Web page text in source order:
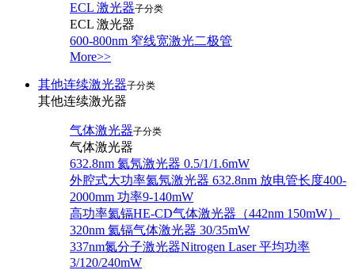
ECL 激光器子分类
ECL 激光器
600-800nm 窄线宽激光二极管
More>>
其他连续激光器子分类
其他连续激光器
气体激光器子分类
气体激光器
632.8nm 氦氖激光器 0.5/1/1.6mW
外腔式大功率氦氖激光器 632.8nm 放电管长度400-
2000mm 功率9-140mW
高功率氦镉HE-CD气体激光器（442nm 150mW）
320nm 氦镉气体激光器 30/35mW
337nm氮分子激光器Nitrogen Laser 平均功率
3/120/240mW